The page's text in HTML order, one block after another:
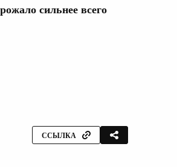
сильнее всего
ССЫЛКА